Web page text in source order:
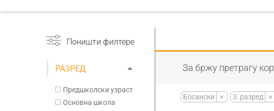
Поништи филтере
РАЗРЕД
Предшколски узраст
Основна школа
За бржу претрагу
Босански 3. разред